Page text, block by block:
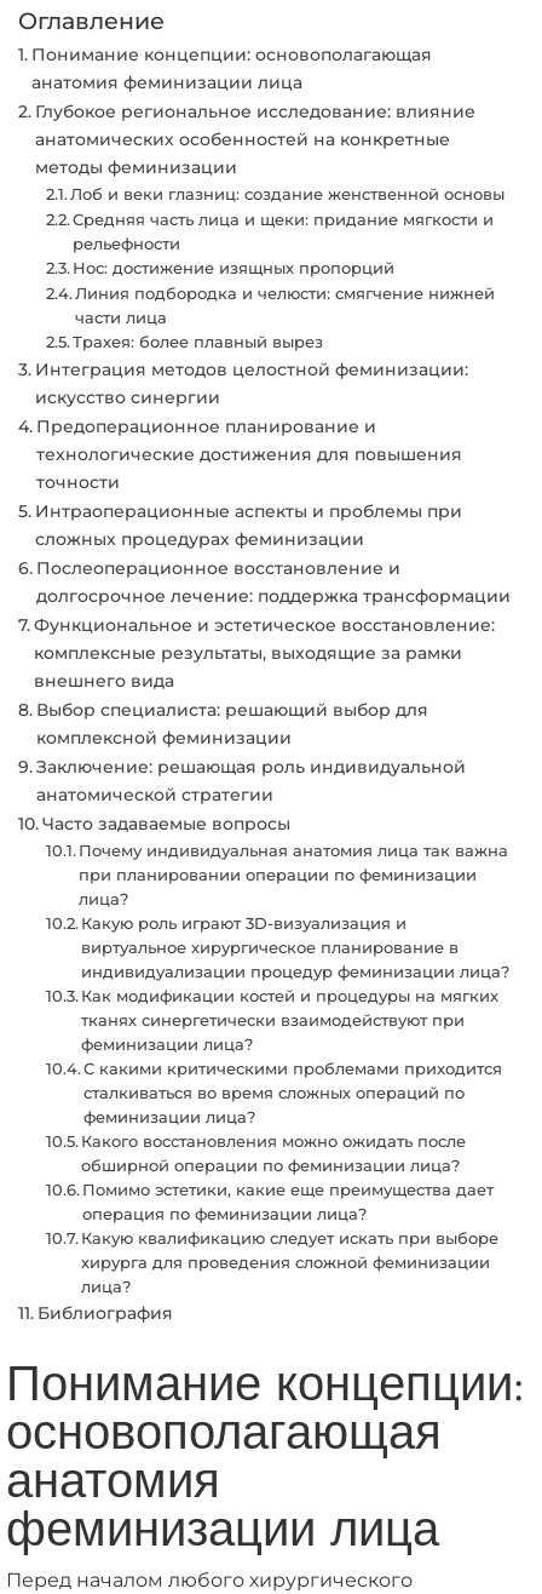
Оглавление
Понимание концепции: основополагающая
анатомия феминизации лица
Глубокое региональное исследование: влияние
анатомических особенностей на конкретные
методы феминизации
Лоб и веки глазниц: создание женственной основы
Средняя часть лица и щеки: придание мягкости и
рельефности
Нос: достижение изящных пропорций
Линия подбородка и челюсти: смягчение нижней
части лица
Трахея: более плавный вырез
Интеграция методов целостной феминизации:
искусство синергии
Предоперационное планирование и
технологические достижения для повышения
точности
Интраоперационные аспекты и проблемы при
сложных процедурах феминизации
Послеоперационное восстановление и
долгосрочное лечение: поддержка трансформации
Функциональное и эстетическое восстановление:
комплексные результаты, выходящие за рамки
внешнего вида
Выбор специалиста: решающий выбор для
комплексной феминизации
Заключение: решающая роль индивидуальной
анатомической стратегии
Часто задаваемые вопросы
Почему индивидуальная анатомия лица так важна
при планировании операции по феминизации
лица?
Какую роль играют 3D-визуализация и
виртуальное хирургическое планирование в
индивидуализации процедур феминизации лица?
Как модификации костей и процедуры на мягких
тканях синергетически взаимодействуют при
феминизации лица?
С какими критическими проблемами приходится
сталкиваться во время сложных операций по
феминизации лица?
Какого восстановления можно ожидать после
обширной операции по феминизации лица?
Помимо эстетики, какие еще преимущества дает
операция по феминизации лица?
Какую квалификацию следует искать при выборе
хирурга для проведения сложной феминизации
лица?
Библиография
Понимание концепции:
основополагающая
анатомия
феминизации лица
Перед началом любого хирургического